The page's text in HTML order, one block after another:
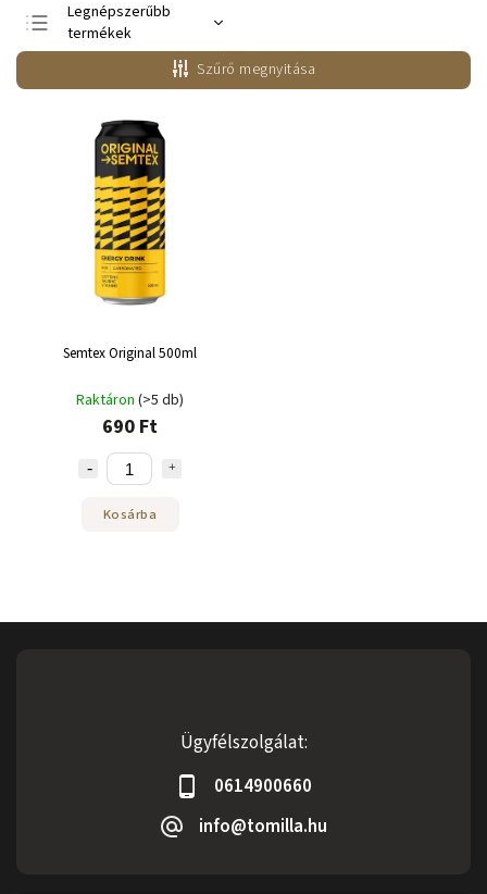
Legnépszerűbb
termékek
Legolcsóbb elöl
Legdrágább
ABC szerint
Szűrő megnyitása
Semtex Original 500ml
Raktáron (>5 db)
690 Ft
Kosárba
Ügyfélszolgálat:
0614900660
info@tomilla.hu